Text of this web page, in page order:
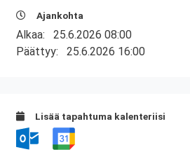
Ajankohta
Alkaa: 25.6.2026 08:00
Päättyy: 25.6.2026 16:00
Lisää tapahtuma kalenteriisi